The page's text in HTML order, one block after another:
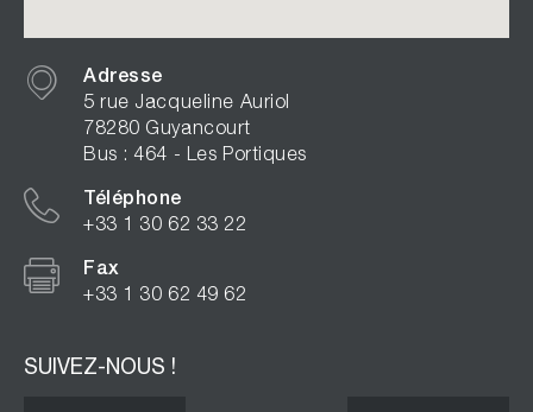
Adresse
5 rue Jacqueline Auriol
78280 Guyancourt
Bus : 464 - Les Portiques
Téléphone
+33 1 30 62 33 22
Fax
+33 1 30 62 49 62
SUIVEZ-NOUS !